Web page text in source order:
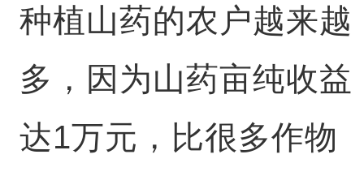
种植山药的农户越来越
多，因为山药亩纯收益
达1万元，比很多作物